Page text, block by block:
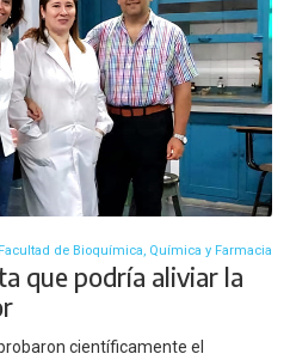
de Bioquímica, Química y Farmacia
que podría aliviar la
científicamente el